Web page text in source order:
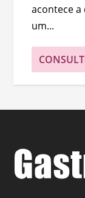
acontece a
um...